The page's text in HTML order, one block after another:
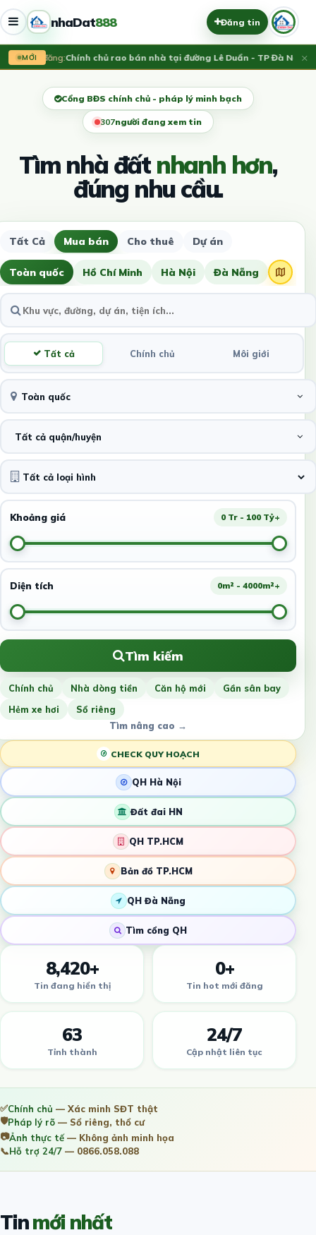
nhaDat888 Đăng tin
MỚI
Vừa đăng:Chính chủ rao bán nhà tại đường Lê Duẩn - TP Đà Nẵng;×
Cổng BĐS chính chủ - pháp lý minh bạch
310người đang xem tin
Tìm nhà đấtnhanh hơn,
đúng nhu cầu.
Tất Cả Mua bán Cho thuê Dự án
Toàn quốc Hồ Chí Minh Hà Nội Đà Nẵng
Tất cả Chính chủ Môi giới
Toàn quốc
Tất cả quận/huyện
Khoảng giá 0 Tr - 100 Tỷ+
Diện tích 0m² - 4000m²+
Tìm kiếm
Chính chủ Nhà dòng tiền Căn hộ mới
Gần sân bay
Hẻm xe hơi
Sổ riêng
Tìm nâng cao →
CHECK QUY HOẠCH
QH Hà Nội
Đất đai HN
QH TP.HCM
Bản đồ TP.HCM
QH Đà Nẵng
Tìm cổng QH
8,420+
Tin đang hiển thị
0+
Tin hot mới đăng
63
Tỉnh thành
24/7
Cập nhật liên tục
✅Chính chủ — Xác minh SĐT thật
🛡️Pháp lý rõ — Sổ riêng, thổ cư
📷Ảnh thực tế— Không ảnh minh họa
📞Hỗ trợ 24/7 — 0866.058.088
Tinmới nhất